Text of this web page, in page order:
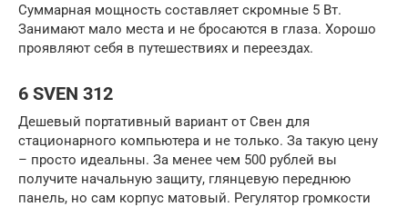
Суммарная мощность составляет скромные 5 Вт.
Занимают мало места и не бросаются в глаза. Хорошо
проявляют себя в путешествиях и переездах.
6 SVEN 312
Дешевый портативный вариант от Свен для
стационарного компьютера и не только. За такую цену
– просто идеальны. За менее чем 500 рублей вы
получите начальную защиту, глянцевую переднюю
панель, но сам корпус матовый. Регулятор громкости